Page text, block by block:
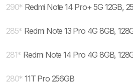
290* Redmi Note 14 Pro+ 5G 12GB,
285* Redmi Note 13 Pro 4G 8GB,
281* Redmi Note 14 Pro 4G 8GB,
280* 11T Pro 256GB